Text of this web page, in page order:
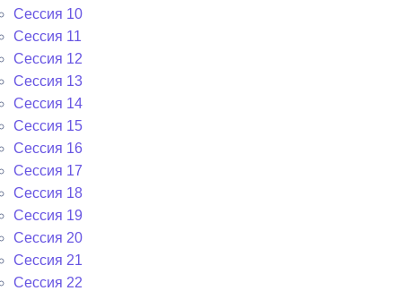
Сессия 10
Сессия 11
Сессия 12
Сессия 13
Сессия 14
Сессия 15
Сессия 16
Сессия 17
Сессия 18
Сессия 19
Сессия 20
Сессия 21
Сессия 22